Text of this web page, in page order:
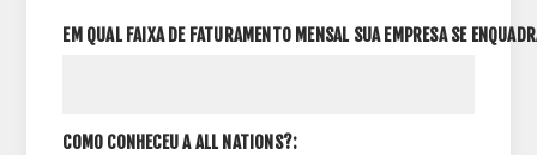
EM QUAL FAIXA DE FATURAMENTO MENSAL SUA EMPRESA SE
COMO CONHECEU A ALL NATIONS?: